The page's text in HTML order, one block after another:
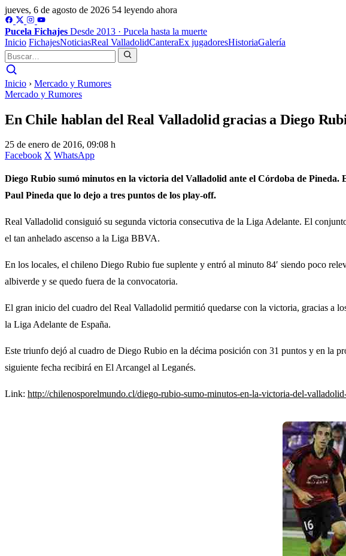
jueves, 6 de agosto de 2026 54 leyendo ahora
Pucela Fichajes Desde 2013 · Pucela hasta la muerte
Inicio FichajesNoticiasReal ValladolidCanteraEx jugadoresHistoriaGalería
Inicio › Mercado y Rumores
Mercado y Rumores
En Chile hablan del Real Valladolid gracias a Diego
25 de enero de 2016, 09:08 h
Facebook X WhatsApp
Diego Rubio sumó minutos en la victoria del Valladolid ante el Córdoba de
Paul Pineda que lo dejo a tres puntos de los play-off.
Real Valladolid consiguió su segunda victoria consecutiva de la Liga Adelante. El
el tan anhelado ascenso a la Liga BBVA.
En los locales, el chileno Diego Rubio fue suplente y entró al minuto 84′ siendo poco
albiverde y se quedo fuera de la convocatoria.
El gran inicio del cuadro del Real Valladolid permitió quedarse con la victoria, gracias a
la Liga Adelante de España.
Este triunfo dejó al cuadro de Diego Rubio en la décima posición con 31 puntos y en la
siguiente fecha recibirá en El Arcangel al Leganés.
Link: http://chilenosporelmundo.cl/diego-rubio-sumo-minutos-en-la-victoria-del-